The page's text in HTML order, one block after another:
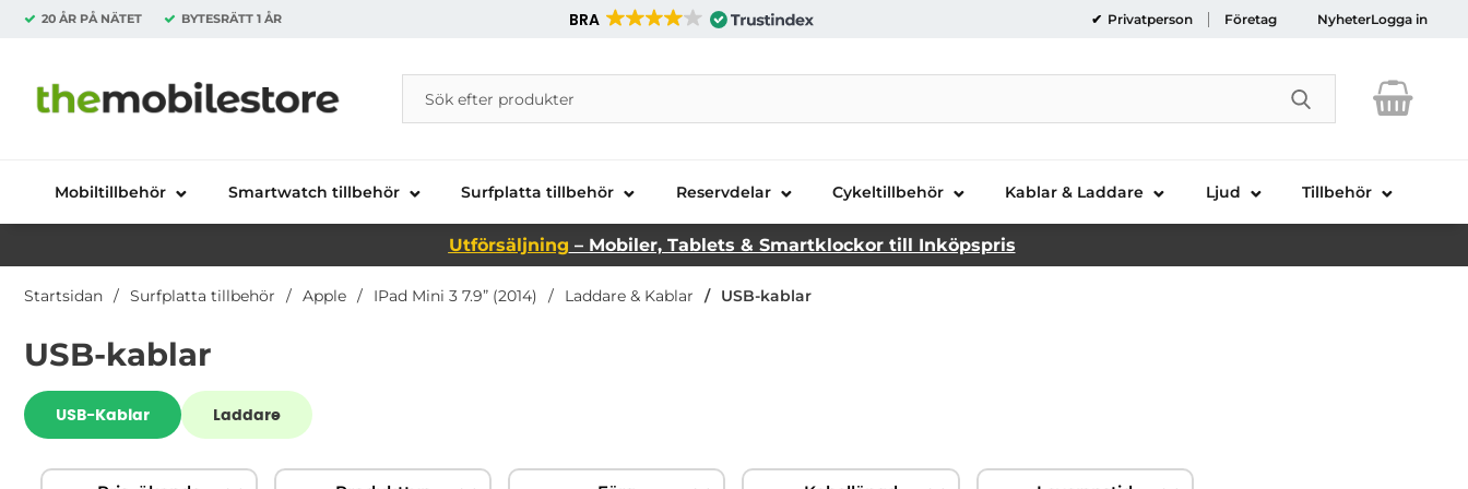
20 ÅR PÅ NÄTET BYTESRÄTT 1 ÅR BRA Privatperson Företag NyheterLogga in
Startsidan för Danira Telecom AB
Sök
Sök på Danira Telecom AB
Genomför
Mobiltillbehör Smartwatch tillbehör Surfplatta tillbehör Reservdelar Cykeltillbehör Kablar & Laddare Ljud Tillbehör
Utförsäljning – Mobiler, Tablets & Smartklockor till Inköpspris
Startsidan Surfplatta tillbehör Apple IPad Mini 3 7.9” (2014) Laddare & Kablar USB-kablar
USB-kablar
Underkategorier
USB-Kablar Laddare
över
Filtrera & sortera